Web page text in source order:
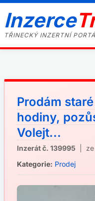
Inzerce
TŘINECKÝ INZERTNÍ
Prodám
hodiny,
Volejt...
Inzerát č. 139995 | ze
Kategorie: Prodej